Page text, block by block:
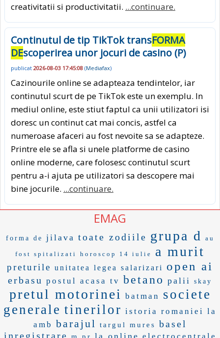
creativitatii si productivitatii. ...continuare.
Continutul de tip TikTok transFORMA
DEscoperirea unor jocuri de casino (P)
publicat 2026-08-03 17:45:08 (Mediafax)
Cazinourile online se adapteaza tendintelor, iar
continutul scurt de pe TikTok este un exemplu. In
mediul online, este stiut faptul ca unii utilizatori isi
doresc un continut cat mai concis, astfel ca
numeroase afaceri au fost nevoite sa se adapteze.
Printre ele se afla si unele platforme de casino
online moderne, care folosesc continutul scurt
pentru a-i ajuta pe utilizatori sa descopere mai
bine jocurile. ...continuare.
EMAG
forma de jilava toate zodiile grupa d au
fost spitalizati horoscop 14 iulie a murit
preturile unitatea legea salarizari open ai
erbasu postul acasa tv betano palii skay
pretul motorinei batman societe
generale tinerilor istoria romaniei la
amb barajul targul mures
basel
inregistrare
la online